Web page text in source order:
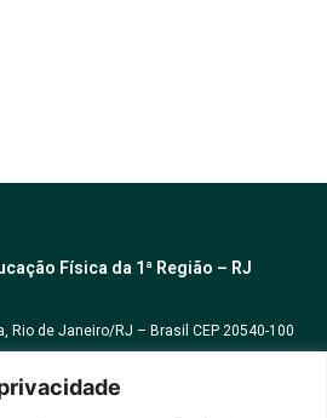
Física da 1ª Região – RJ
Rio de Janeiro/RJ – Brasil CEP 20540-100